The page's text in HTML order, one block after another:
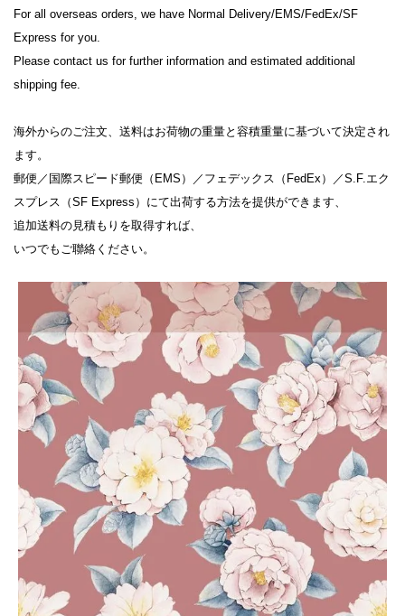
For all overseas orders, we have Normal Delivery/EMS/FedEx/SF
Express for you.
Please contact us for further information and estimated additional
shipping fee.
海外からのご注文、送料はお荷物の重量と容積重量に基づいて決定され
ます。
郵便／国際スピード郵便（EMS）／フェデックス（FedEx）／S.F.エク
スプレス（SF Express）にて出荷する方法を提供ができます、
追加送料の見積もりを取得すれば、
いつでもご聯絡ください。